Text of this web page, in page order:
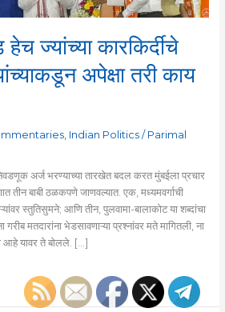
ज्यांच्या कारकिर्दीचे
अपेक्षा तरी काय
, Indian Politics/ Parimal
अर्ज भरण्याच्या तारखेत बदल करत मुंबईला प्रचार
तीन बाबी ठळकपणे जाणवल्यात. एक, मध्यमवर्गाची
स्तुतिसुमने; आणि तीन, पुलवामा-बालाकोट या शब्दांचा
मतदारांना भेडसावणाऱ्या प्रश्नांवर मते मागितली, ना
आहे यावर ते बोलले. […]